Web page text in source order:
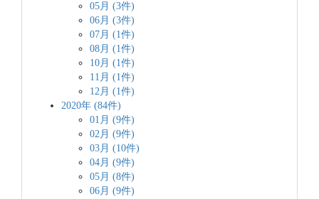
05月 (3件)
06月 (3件)
07月 (1件)
08月 (1件)
10月 (1件)
11月 (1件)
12月 (1件)
2020年 (84件)
01月 (9件)
02月 (9件)
03月 (10件)
04月 (9件)
05月 (8件)
06月 (9件)